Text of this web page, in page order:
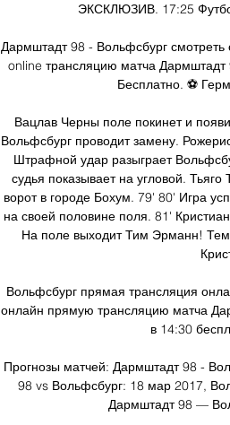
ЭКСКЛЮЗИВ. 17:25
Дармштадт 98 - Вольфсбург
online трансляцию матча
Бесплатно. ⚽
Вацлав Черны поле покинет и
Вольфсбург проводит замену.
Штрафной удар разыграет
судья показывает на угловой.
ворот в городе Бохум. 79' 80' Игра
на своей половине поля. 81'
На поле выходит Тим Эрманн!
Вольфсбург прямая трансляция
онлайн прямую трансляцию матча
в 14:30
Прогнозы матчей: Дармштадт 98 -
98 vs Вольфсбург: 18 мар 2017,
Дармштадт 98 —